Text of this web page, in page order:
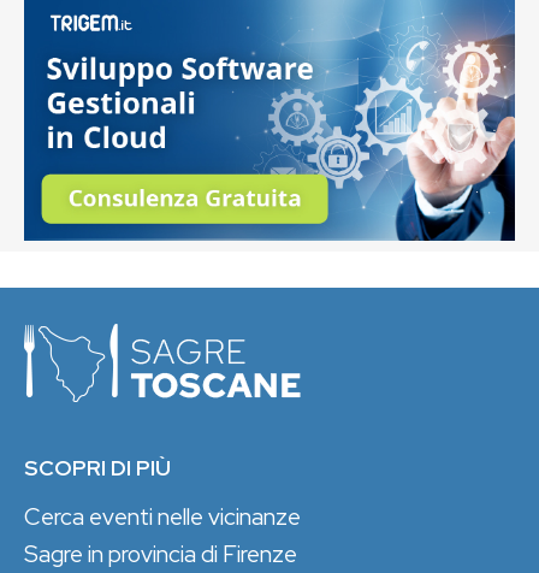
SCOPRI DI PIÙ
Cerca eventi nelle vicinanze
Sagre in provincia di Firenze